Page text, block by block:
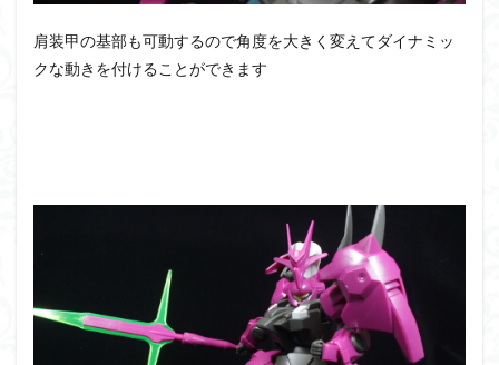
肩装甲の基部も可動するので角度を大きく変えてダイナミッ
クな動きを付けることができます